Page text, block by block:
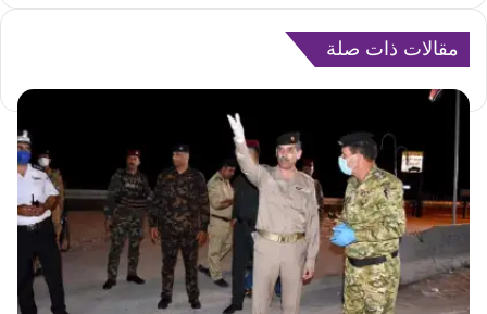
مقالات ذات صلة